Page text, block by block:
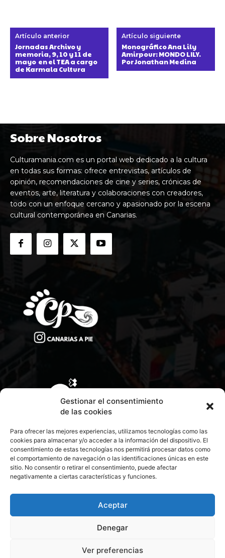
Gestionar el consentimiento
de las cookies
Para ofrecer las mejores experiencias, utilizamos tecnologías como las
cookies para almacenar y/o acceder a la información del dispositivo. El
consentimiento de estas tecnologías nos permitirá procesar datos como
el comportamiento de navegación o las identificaciones únicas en este
sitio. No consentir o retirar el consentimiento, puede afectar
negativamente a ciertas características y funciones.
Aceptar
Denegar
Ver preferencias
Artículo anterior
Jornadas Archivo y
memoria, 9, 10 y 11 de
mayo en el TEA a cargo
de Karmala Cultura
Artículo siguiente
Monográfico Ana Lily
Amirpour: MONDO LILY.
Por Jonathan Medina
Sobre Nosotros
Culturamania.com es un portal web dedicado a la cultura
en todas sus formas: ofrece entrevistas, artículos de
opinión, recomendaciones de cine y series, crónicas de
eventos, arte, literatura y colaboraciones con creadores,
todo con un enfoque cercano y apasionado por la escena
cultural contemporánea en Canarias.
CONTACTA CON NOSOTROS